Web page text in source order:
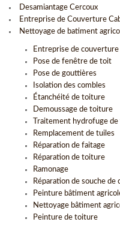
Desamiantage Cercoux
Entreprise de Couverture
Nettoyage de batiment
Entreprise de couverture
Pose de fenêtre de toit
Pose de gouttières
Isolation des combles
Étanchéité de toiture
Demoussage de toiture
Traitement hydrofuge
Remplacement de tuiles
Réparation de faitage
Réparation de toiture
Ramonage
Réparation de souche de
Peinture bâtiment
Nettoyage bâtiment
Peinture de toiture